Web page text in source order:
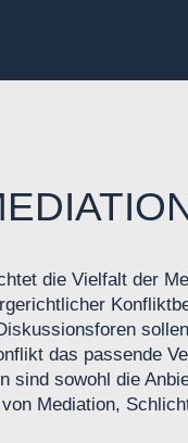
die Vielfalt der
das passende
sind sowohl die
Mediation,